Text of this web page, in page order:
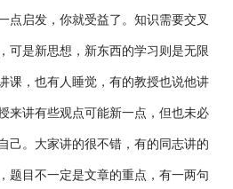
点启发，你就受益了。知识需要交叉
可是新思想，新东西的学习则是无限
课，也有人睡觉，有的教授也说他讲
来讲有些观点可能新一点，但也未必
己。大家讲的很不错，有的同志讲的
题目不一定是文章的重点，有一两句